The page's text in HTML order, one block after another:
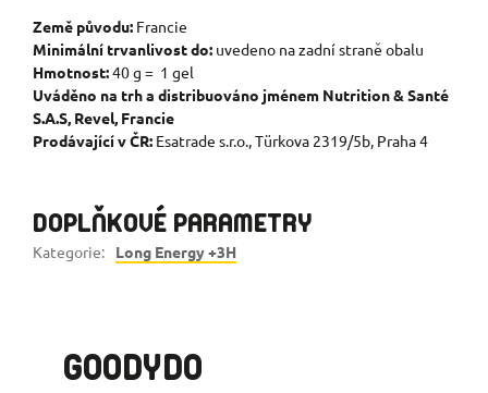
Země původu: Francie
Minimální trvanlivost do: uvedeno na zadní straně obalu
Hmotnost:40 g = 1 gel
Uváděno na trh a distribuováno jménem Nutrition & Santé
S.A.S, Revel, Francie
Prodávající v ČR: Esatrade s.r.o., Türkova 2319/5b, Praha 4
DOPLŇKOVÉ PARAMETRY
Kategorie: Long Energy +3H
GOODYDO